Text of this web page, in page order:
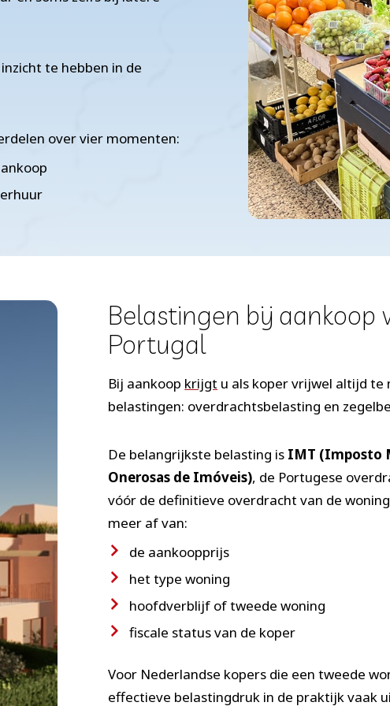
te hebben in de
over vier momenten:
Belastingen bij aankoop
Portugal
Bij aankoop krijgt u als koper vrijwel altijd
belastingen: overdrachtsbelasting en
De belangrijkste belasting is IMT (Imposto
Onerosas de Imóveis), de Portugese
vóór de definitieve overdracht van de
meer af van:
de aankoopprijs
het type woning
hoofdverblijf of tweede woning
fiscale status van de koper
Voor Nederlandse kopers die een tweede
effectieve belastingdruk in de praktijk vaak